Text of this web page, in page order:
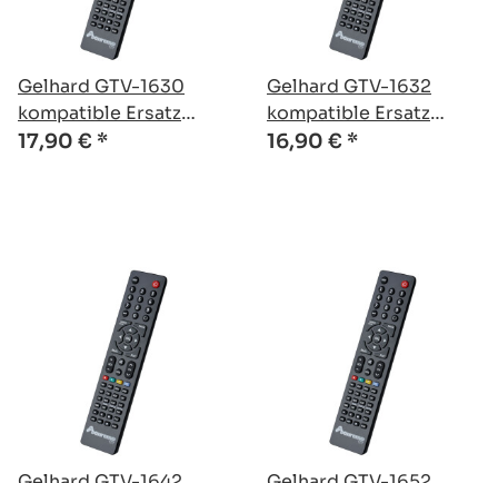
Gelhard GTV-1630
kompatible Ersatz
Fernbedienung
17,90 € *
Gelhard GTV-1632
kompatible Ersatz
Fernbedienung
16,90 € *